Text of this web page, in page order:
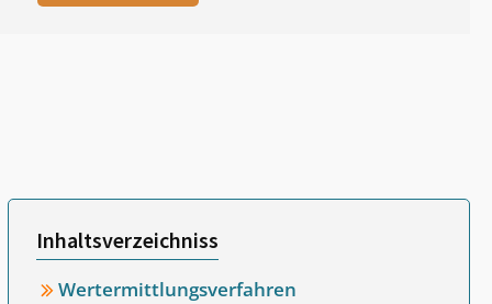
Inhaltsverzeichniss
Wertermittlungsverfahren